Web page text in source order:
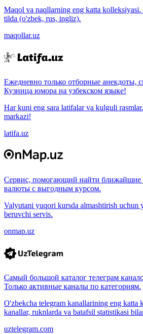
Maqol va naqllarning eng katta
tilda (o'zbek, rus, ingliz).
maqollar.uz
Ежедневно только отборные анекдоты,
Кузница юмора на узбекском языке!
Har kuni eng sara latifalar va kulguli
markazi!
latifa.uz
Сервис, помогающий найти ближайшие
валюты с выгодным курсом.
Valyutani yuqori kursda almashtirish uchun
beruvchi servis.
onmap.uz
Самый большой каталог телеграм
Только активные каналы по категориям.
O'zbekcha telegram kanallarining eng katta
kanallar, ruknlarda va batafsil statistikasi
uztelegram.com